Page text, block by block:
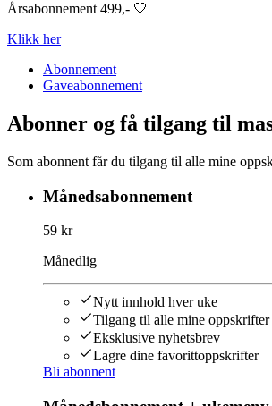
Årsabonnement 499,- 🤍
Klikk her
Abonnement
Gaveabonnement
Abonner og få tilgang til
Som abonnent får du tilgang til alle mine
Månedsabonnement
59 kr
Månedlig
Nytt innhold hver uke
Tilgang til alle mine oppskrifter
Eksklusive nyhetsbrev
Lagre dine favorittoppskrifter
Bli abonnent